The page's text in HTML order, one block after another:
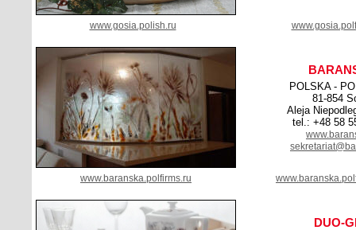
www.gosia.polish.ru
POLSKA -
81-854
Aleja
tel.: +48 58
www.baranska.polfirms.ru
DUO-